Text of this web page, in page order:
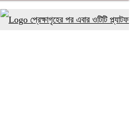
প্রেক্ষাগৃহের পর এবার ওটিটি প্ল্যাটফর্ম ‘উৎসব’-